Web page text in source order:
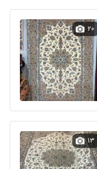
۲۰
۱۳